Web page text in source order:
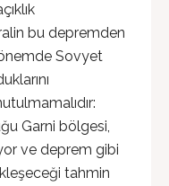
bu depremden
Sovyet
Garni bölgesi,
ve deprem gibi
tahmin